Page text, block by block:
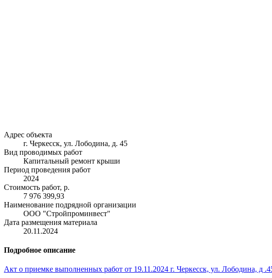
Адрес объекта
г. Черкесск, ул. Лободина, д. 45
Вид проводимых работ
Капитальный ремонт крыши
Период проведения работ
2024
Стоимость работ, р.
7 976 399,93
Наименование подрядной организации
ООО "Стройпроминвест"
Дата размещения материала
20.11.2024
Подробное описание
Акт о приемке выполненных работ от 19.11.2024 г. Черкесск, ул. Лободина, д